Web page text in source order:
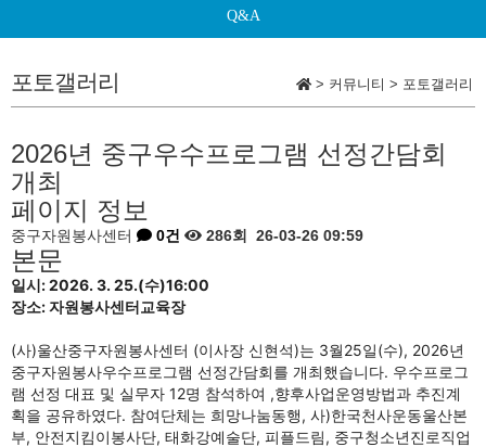
Q&A
포토갤러리 > 커뮤니티 > 포토갤러리
2026년 중구우수프로그램 선정간담회
개최
페이지 정보
중구자원봉사센터 0건 286회 26-03-26 09:59
본문
일시: 2026. 3. 25.(수)16:00
장소: 자원봉사센터교육장
(사)울산중구자원봉사센터 (이사장 신현석)는 3월25일(수), 2026년
중구자원봉사우수프로그램 선정간담회를 개최했습니다. 우수프로그
램 선정 대표 및 실무자 12명 참석하여 ,향후사업운영방법과 추진계
획을 공유하였다. 참여단체는 희망나눔동행, 사)한국천사운동울산본
부, 안전지킴이봉사단, 태화강예술단, 피플드림, 중구청소년진로직업